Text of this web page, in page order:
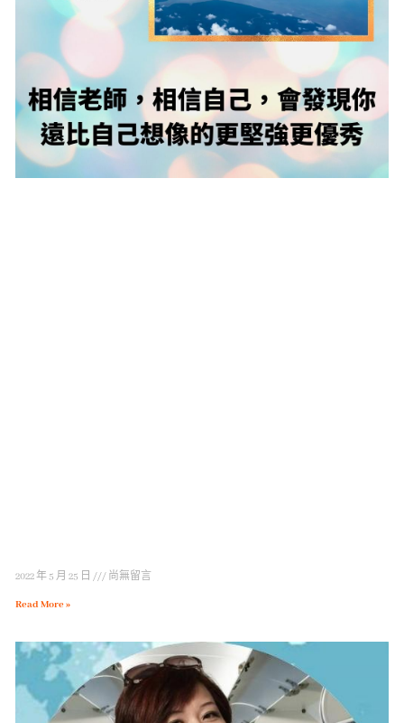
2022 年 5 月 25 日 尚無留言
Read More »